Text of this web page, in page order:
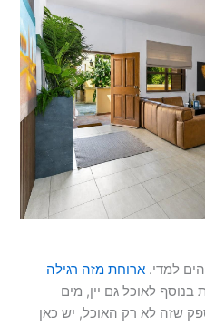
למדי.ארוחת מזה רגילה
והיא כוללת בנוסף לאוכל גם יין, מים
שזה לא רק האוכל, יש כאן